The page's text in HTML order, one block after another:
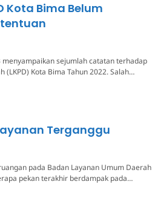
Kota Bima Belum
menyampaikan sejumlah catatan terhadap
(LKPD) Kota Bima Tahun 2022. Salah…
Terganggu
pada Badan Layanan Umum Daerah
pekan terakhir berdampak pada…